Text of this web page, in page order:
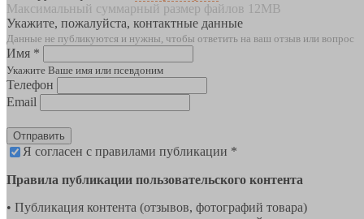
Максимальный суммарный размер файлов 12MB
Укажите, пожалуйста, контактные данные
Данные не публикуются и нужны, чтобы ответить на ваш отзыв или вопрос
Имя *
Укажите Ваше имя или псевдоним
Телефон
Email
Отправить
Я согласен с правилами публикации *
Правила публикации пользовательского контента
• Публикация контента (отзывов, фотографий товара)